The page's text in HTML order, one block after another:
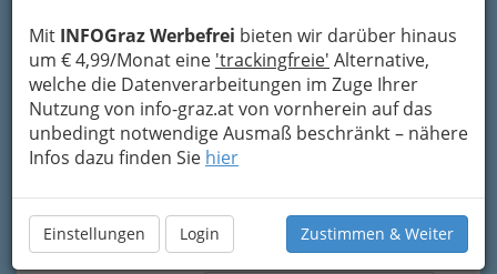
Mit INFOGraz Werbefrei bieten wir darüber hinaus
um € 4,99/Monat eine 'trackingfreie' Alternative,
welche die Datenverarbeitungen im Zuge Ihrer
Nutzung von info-graz.at von vornherein auf das
unbedingt notwendige Ausmaß beschränkt – nähere
Infos dazu finden Sie hier
Einstellungen Login Zustimmen & Weiter
Meine Nachricht